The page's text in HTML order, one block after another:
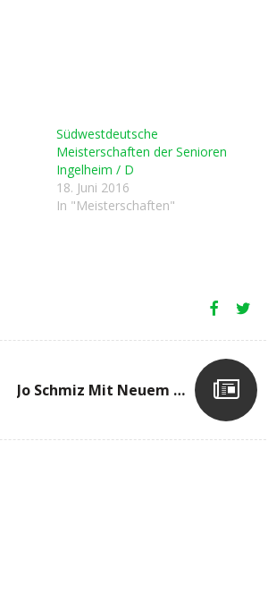
Südwestdeutsche
Meisterschaften der Senioren
Ingelheim / D
18. Juni 2016
In "Meisterschaften"
Jo Schmiz Mit Neuem Klubrekord – Chloé Schmidt Mit Neuer PB Über 400mH